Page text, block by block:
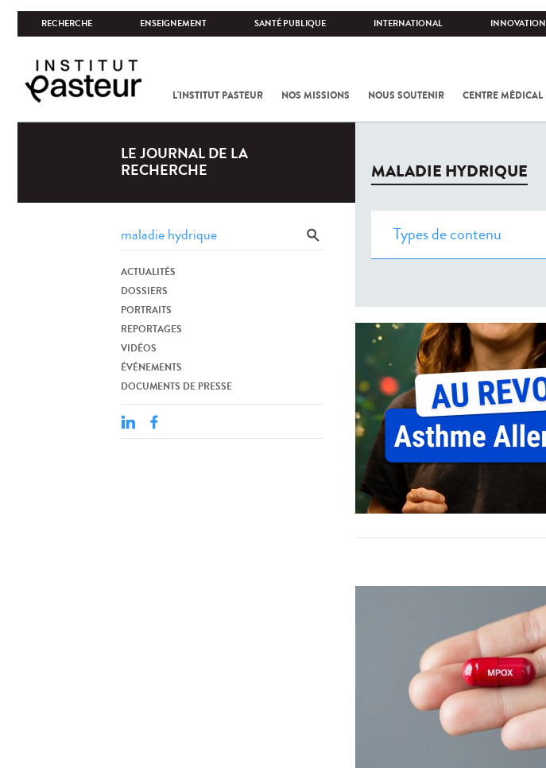
RECHERCHE ENSEIGNEMENT SANTÉ PUBLIQUE INTERNATIONAL INNOVATION
L'INSTITUT PASTEUR NOS MISSIONS NOUS SOUTENIR CENTRE MÉDICAL
LE JOURNAL DE LA
RECHERCHE
ACTUALITÉS
DOSSIERS
PORTRAITS
REPORTAGES
VIDÉOS
ÉVÉNEMENTS
DOCUMENTS DE PRESSE
MALADIE HYDRIQUE